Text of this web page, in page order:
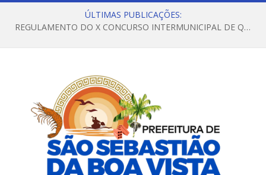
ÚLTIMAS PUBLICAÇÕES:
REGULAMENTO DO X CONCURSO INTERMUNICIPAL DE QUADRILHAS JUNINAS – 2026 – ARRAIÁ DA VENEZA